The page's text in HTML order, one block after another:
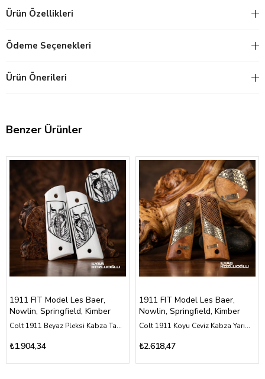
Ürün Özellikleri
Ödeme Seçenekleri
Ürün Önerileri
Benzer Ürünler
1911 FIT Model Les Baer,
Nowlin, Springfield, Kimber
Colt 1911 Beyaz Pleksi Kabza Tam Yüzey Kurt ve Adam Tasarımlı Özel Üretim
₺1.904,34
1911 FIT Model Les Baer,
Nowlin, Springfield, Kimber
Colt 1911 Koyu Ceviz Kabza Yarım Yüzey Desenli Özel Tasarım Gümüş Plakalı
₺2.618,47